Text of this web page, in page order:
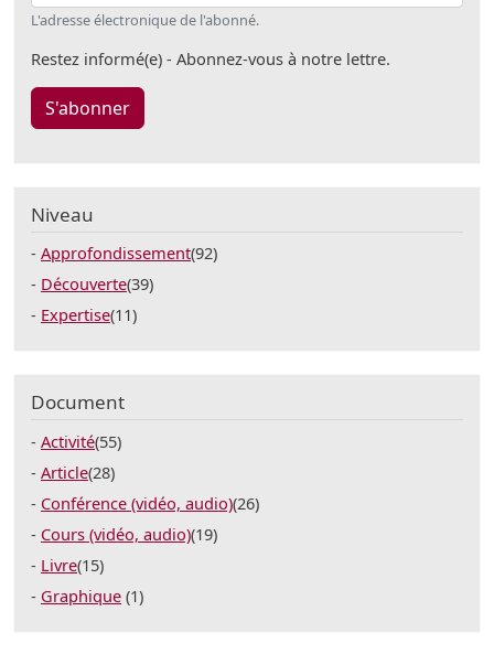
L'adresse électronique de l'abonné.
Restez informé(e) - Abonnez-vous à notre lettre.
S'abonner
Niveau
Approfondissement(92)
Découverte(39)
Expertise(11)
Document
Activité(55)
Article(28)
Conférence (vidéo, audio)(26)
Cours (vidéo, audio)(19)
Livre(15)
Graphique (1)